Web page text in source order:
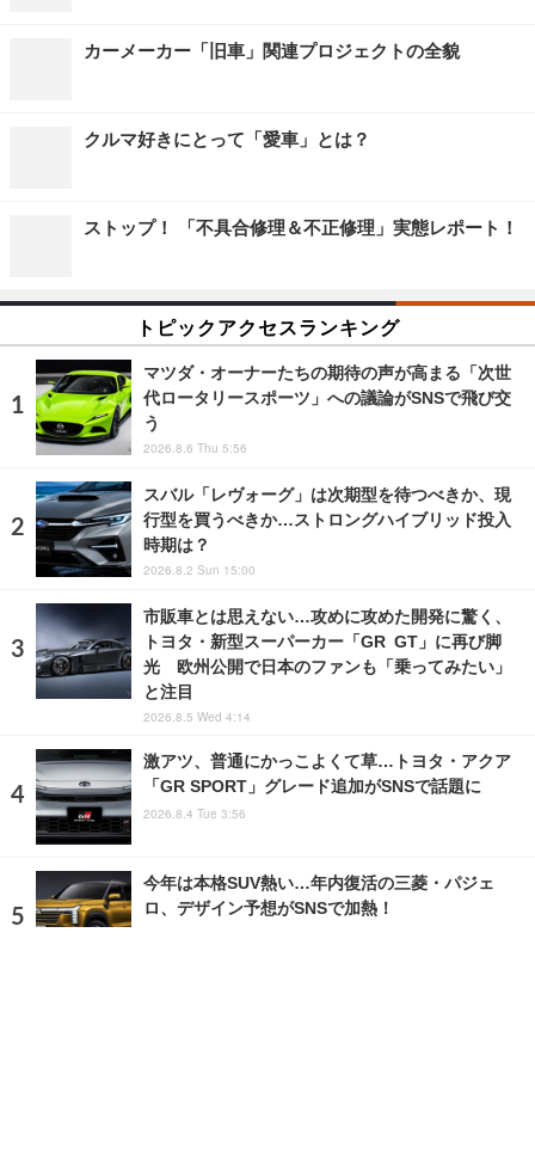
カーメーカー「旧車」関連プロジェクトの全貌
クルマ好きにとって「愛車」とは？
ストップ！ 「不具合修理＆不正修理」実態レポート！
トピックアクセスランキング
マツダ・オーナーたちの期待の声が高まる「次世
代ロータリースポーツ」への議論がSNSで飛び交
う
2026.8.6 Thu 5:56
スバル「レヴォーグ」は次期型を待つべきか、現
行型を買うべきか…ストロングハイブリッド投入
時期は？
2026.8.2 Sun 15:00
市販車とは思えない…攻めに攻めた開発に驚く、
トヨタ・新型スーパーカー「GR GT」に再び脚
光 欧州公開で日本のファンも「乗ってみたい」
と注目
2026.8.5 Wed 4:14
激アツ、普通にかっこよくて草…トヨタ・アクア
「GR SPORT」グレード追加がSNSで話題に
2026.8.4 Tue 3:56
今年は本格SUV熱い…年内復活の三菱・パジェ
ロ、デザイン予想がSNSで加熱！